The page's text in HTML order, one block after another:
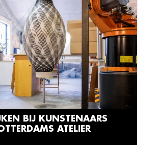
BIJ KUNSTENAARS
ATELIER